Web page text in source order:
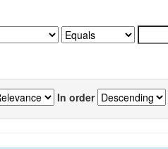
In order